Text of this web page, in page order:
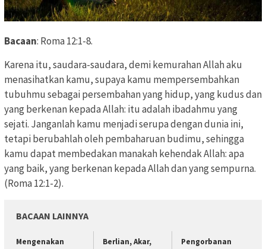
Bacaan: Roma 12:1-8.
Karena itu, saudara-saudara, demi kemurahan Allah aku
menasihatkan kamu,supaya kamu mempersembahkan
tubuhmu sebagai persembahanyang hidup, yang kudus dan
yang berkenan kepada Allah: itu adalah ibadahmu yang
sejati. Janganlah kamu menjadi serupadengan dunia ini,
tetapi berubahlah oleh pembaharuan budimu, sehingga
kamu dapat membedakan manakah kehendak Allah: apa
yang baik, yang berkenan kepada Allah dan yang sempurna.
(Roma 12:1-2).
BACAAN LAINNYA
Mengenakan
Berlian, Akar,
Pengorbanan